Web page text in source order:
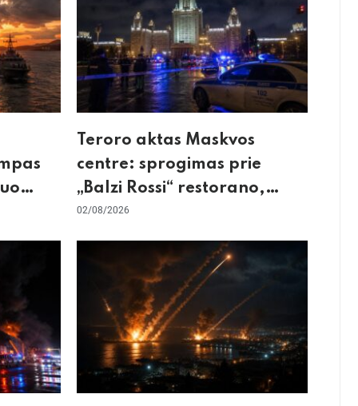
Teroro aktas Maskvos
centre: sprogimas prie
„Balzi Rossi“ restorano,
mirtininkės apgulė ir tikrieji
02/08/2026